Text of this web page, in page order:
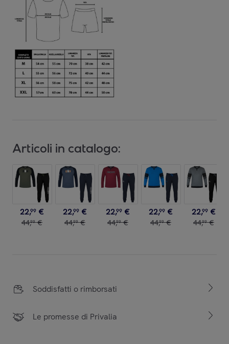
Articoli in catalogo:
22,99 €
44,99 €
22,99 €
44,99 €
22,99 €
44,99 €
22,99 €
44,99 €
22,99 €
44,99 €
Soddisfatti o rimborsati
Le promesse di Privalia